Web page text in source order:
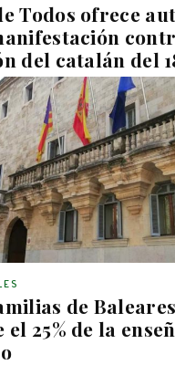
Todos ofrece
del catalán del
de
el 25% de la